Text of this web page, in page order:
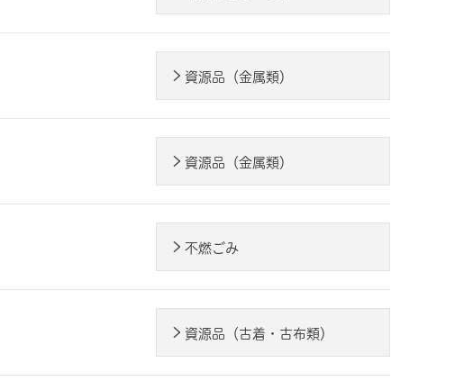
資源品（金属類）
資源品（金属類）
不燃ごみ
資源品（古着・古布類）